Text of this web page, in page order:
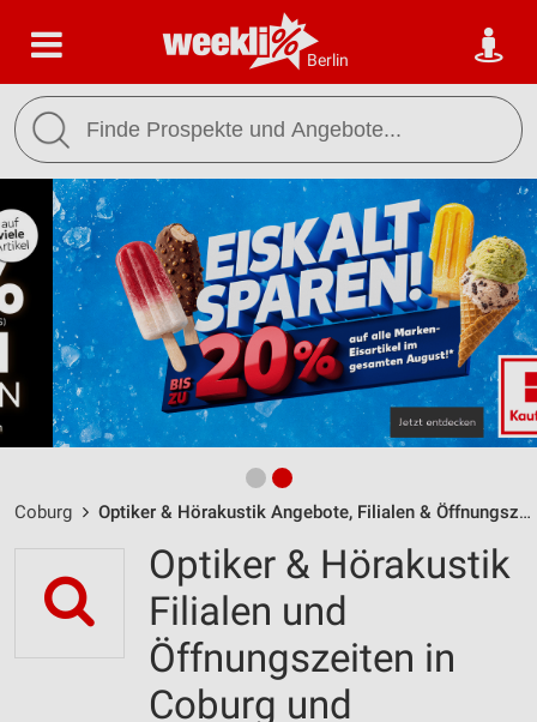
Berlin
Coburg Optiker & Hörakustik Angebote, Filialen & Öffnungszeiten
Optiker & Hörakustik
Filialen und
Öffnungszeiten in
Coburg und